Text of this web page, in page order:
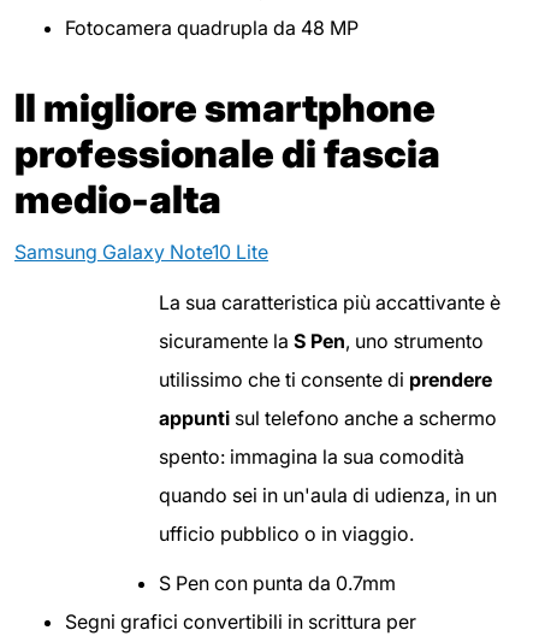
Fotocamera quadrupla da 48 MP
Il migliore smartphone
professionale di fascia
medio-alta
Samsung Galaxy Note10 Lite
La sua caratteristica più accattivante è
sicuramente la S Pen, uno strumento
utilissimo che ti consente di prendere
appunti sul telefono anche a schermo
spento: immagina la sua comodità
quando sei in un'aula di udienza, in un
ufficio pubblico o in viaggio.
S Pen con punta da 0.7mm
Segni grafici convertibili in scrittura per